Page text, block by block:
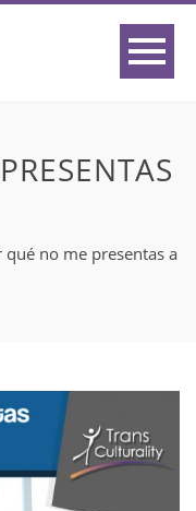
qué no me presentas a